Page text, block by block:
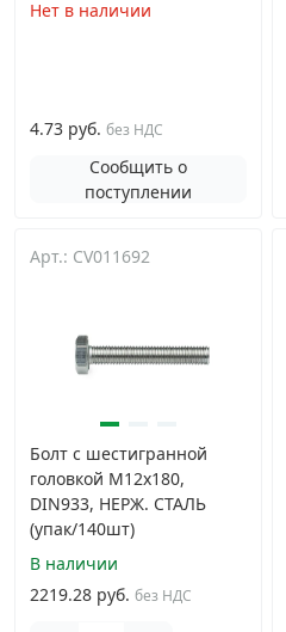
Нет в наличии
4.73 руб. без НДС
Сообщить о
поступлении
Арт.: CV011692
Болт с шестигранной
головкой M12х180,
DIN933, НЕРЖ. СТАЛЬ
(упак/140шт)
В наличии
2219.28 руб. без НДС